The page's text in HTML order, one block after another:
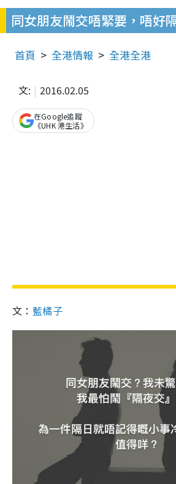
同女朋友鬧交唔緊要，唔好
首頁 全港情報 全港全港
文: 2016.02.05
在Google追蹤
《UHK 港生活》
文： 藍橘子